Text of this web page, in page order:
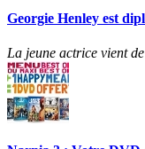
Georgie Henley est
La jeune actrice vient